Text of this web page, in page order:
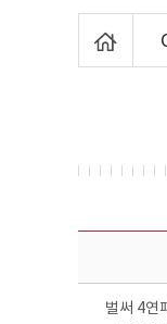
보도자료 상세보기 - 제목, 담당부서, 담당자, 담당연락처, 내용, 첨부파일 정보 제공
벌써 4연